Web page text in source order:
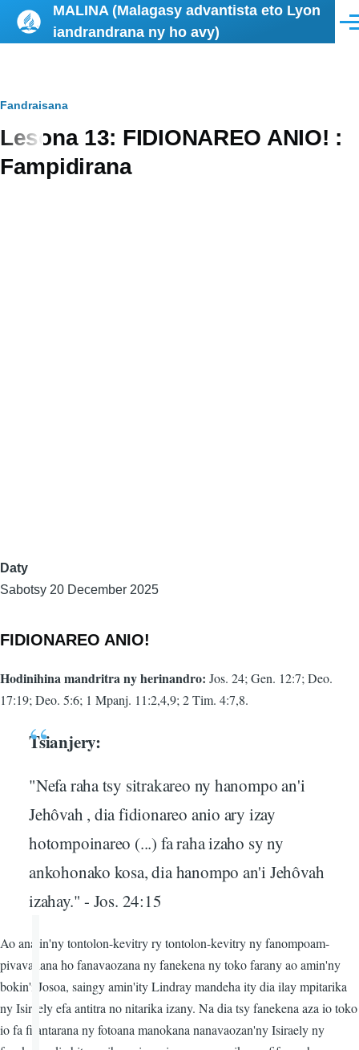
Skip to main content
MALINA (Malagasy advantista eto Lyon
iandrandrana ny ho avy)
Breadcrumb
Fandraisana
Lesona 13: FIDIONAREO ANIO! :
Fampidirana
Daty
Sabotsy 20 December 2025
FIDIONAREO ANIO!
Hodinihina mandritra ny herinandro: Jos. 24; Gen. 12:7; Deo.
17:19; Deo. 5:6; 1 Mpanj. 11:2,4,9; 2 Tim. 4:7,8.
Tsianjery:
"Nefa raha tsy sitrakareo ny hanompo an'i
Jehôvah , dia fidionareo anio ary izay
hotompoinareo (...) fa raha izaho sy ny
ankohonako kosa, dia hanompo an'i Jehôvah
izahay." - Jos. 24:15
Ao anatin'ny tontolon-kevitry ry tontolon-kevitry ny fanompoam-
pivavahana ho fanavaozana ny fanekena ny toko farany ao amin'ny
bokin'i Josoa, saingy amin'ity Lindray mandeha ity dia ilay mpitarika
ny Isiraely efa antitra no nitarika izany. Na dia tsy fanekena aza io toko
io fa fitantarana ny fotoana manokana nanavaozan'ny Isiraely ny